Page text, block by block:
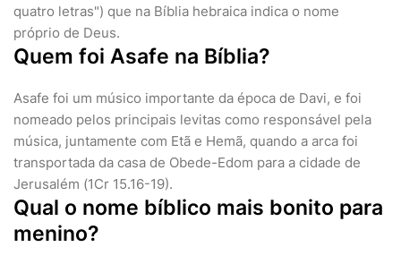
quatro letras") que na Bíblia hebraica indica o nome
próprio de Deus.
Quem foi Asafe na Bíblia?
Asafe foi um músico importante da época de Davi, e foi
nomeado pelos principais levitas como responsável pela
música, juntamente com Etã e Hemã, quando a arca foi
transportada da casa de Obede-Edom para a cidade de
Jerusalém (1Cr 15.16-19).
Qual o nome bíblico mais bonito para
menino?